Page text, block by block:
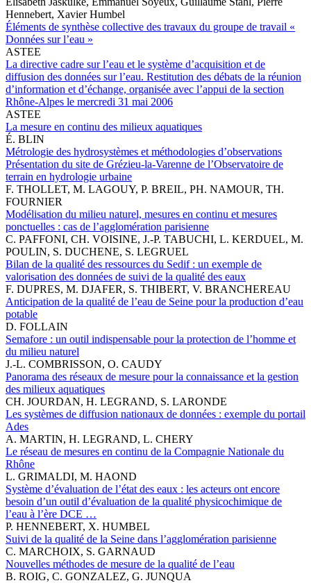
Hennebert, Xavier Humbel
Éléments de synthèse collective des travaux du groupe de travail «
Données sur l’eau »
ASTEE
La directive cadre sur l’eau et le système d’acquisition et de
diffusion des données sur l’eau. Restitution des débats de la réunion
d’information et d’échange, organisée avec l’appui de la section
Rhône-Alpes le mercredi 31 mai 2006
ASTEE
La mesure en continu des milieux aquatiques
É. BLIN
Métrologie des hydrosystèmes et méthodologies d’observations
Présentation du site de Grézieu-la-Varenne de l’Observatoire de
terrain en hydrologie urbaine
F. THOLLET, M. LAGOUY, P. BREIL, PH. NAMOUR, TH.
FOURNIER
Modélisation du milieu naturel, mesures en continu et mesures
ponctuelles : cas de l’agglomération parisienne
C. PAFFONI, CH. VOISINE, J.-P. TABUCHI, L. KERDUEL, M.
POULIN, S. DUCHENE, S. LEGRUEL
Bilan de la qualité des ressources du Sedif : un exemple de
valorisation des données de suivi de la qualité des eaux
F. DUPRES, M. DJAFER, S. THIBERT, V. BRANCHEREAU
Anticipation de la qualité de l’eau de Seine pour la production d’eau
potable
D. FOLLAIN
Semafore : un outil indispensable pour la protection de l’homme et
du milieu naturel
J.-L. COMBRISSON, O. CAUDY
Panorama des réseaux de mesure pour la connaissance et la gestion
des milieux aquatiques
CH. JOURDAN, H. LEGRAND, S. LARONDE
Les systèmes de diffusion nationaux de données : exemple du portail
Ades
A. MARTIN, H. LEGRAND, L. CHERY
Le réseau de mesures en continu de la Compagnie Nationale du
Rhône
L. GRIMALDI, M. HAOND
Système d’évaluation de l’état des eaux : les acteurs ont encore
besoin d’un outil d’évaluation de la qualité physicochimique de
l’eau à l’ère DCE …
P. HENNEBERT, X. HUMBEL
Suivi de la qualité de la Seine dans l’agglomération parisienne
C. MARCHOIX, S. GARNAUD
Nouvelles méthodes de mesure de la qualité de l’eau
B. ROIG, C. GONZALEZ, G. JUNQUA